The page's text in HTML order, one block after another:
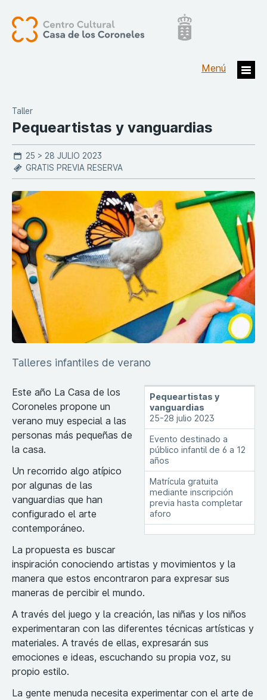
Taller
Pequeartistas y vanguardias
25 > 28 JULIO 2023
GRATIS PREVIA RESERVA
Talleres infantiles de verano
Pequeartistas y
vanguardias
25-28 julio 2023
Evento destinado a
público infantil de 6 a 12
años
Matrícula gratuita
mediante inscripción
previa hasta completar
aforo
Este año La Casa de los
Coroneles propone un
verano muy especial a las
personas más pequeñas de
la casa.
Un recorrido algo atípico
por algunas de las
vanguardias que han
configurado el arte
contemporáneo.
La propuesta es buscar
inspiración conociendo artistas y movimientos y la
manera que estos encontraron para expresar sus
maneras de percibir el mundo.
A través del juego y la creación, las niñas y los niños
experimentaran con las diferentes técnicas artísticas y
materiales. A través de ellas, expresarán sus
emociones e ideas, escuchando su propia voz, su
propio estilo.
La gente menuda necesita experimentar con el arte de